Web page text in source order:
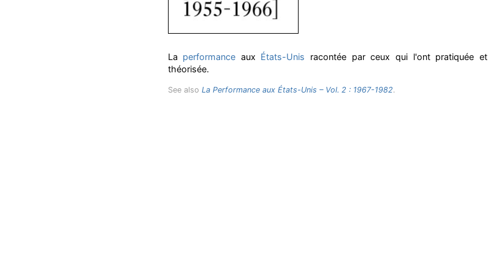
La performance aux États-Unis racontée par ceux qui l'ont pratiquée et
théorisée.
See also La Performance aux États-Unis – Vol. 2 : 1967-1982.